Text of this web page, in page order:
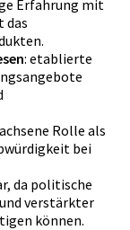
Erfahrung mit
das
: etablierte
Rolle als
bei
da politische
verstärkter
können.